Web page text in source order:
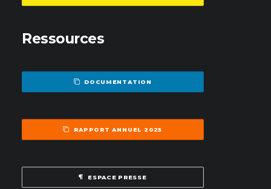
Ressources
DOCUMENTATION
RAPPORT ANNUEL 2025
ESPACE PRESSE